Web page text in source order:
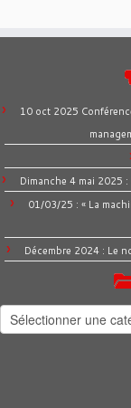
10 oct 2025
Dimanche 4 mai 2025
01/03/25 : « La
Décembre 2024 : Le
Aide
à